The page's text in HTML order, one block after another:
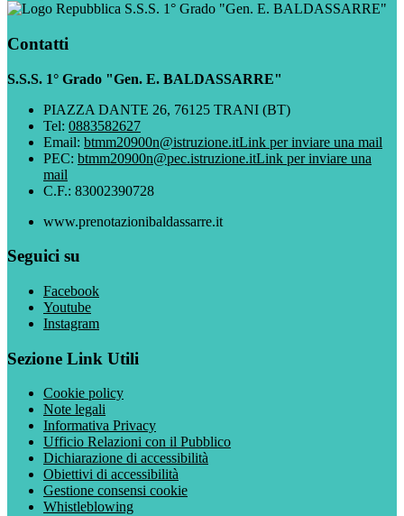
S.S.S. 1° Grado "Gen. E. BALDASSARRE"
Contatti
S.S.S. 1° Grado "Gen. E. BALDASSARRE"
PIAZZA DANTE 26, 76125 TRANI (BT)
Tel: 0883582627
Email: btmm20900n@istruzione.itLink per inviare una mail
PEC: btmm20900n@pec.istruzione.itLink per inviare una
mail
C.F.: 83002390728
www.prenotazionibaldassarre.it
Seguici su
Facebook
Youtube
Instagram
Sezione Link Utili
Cookie policy
Note legali
Informativa Privacy
Ufficio Relazioni con il Pubblico
Dichiarazione di accessibilità
Obiettivi di accessibilità
Gestione consensi cookie
Whistleblowing